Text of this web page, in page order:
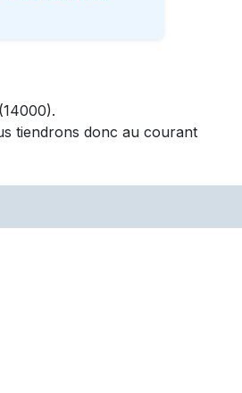
.
tiendrons donc au courant